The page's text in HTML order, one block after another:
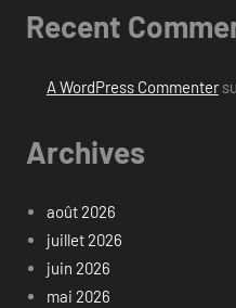
Recent
A WordPress Commenter
Archives
août 2026
juillet 2026
juin 2026
mai 2026